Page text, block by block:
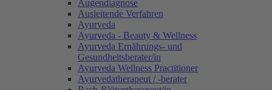
Augendiagnose
Ausleitende Verfahren
Ayurveda
Ayurveda - Beauty & Wellness
Ayurveda Ernährungs- und
Gesundheitsberater/in
Ayurveda Wellness Practitioner
Ayurvedatherapeut / -berater